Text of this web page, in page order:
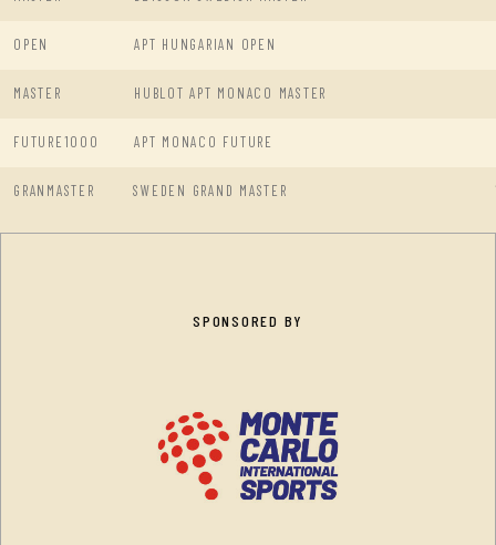
OPEN APT HUNGARIAN OPEN
MASTER HUBLOT APT MONACO MASTER
FUTURE1000 APT MONACO FUTURE
GRANMASTER SWEDEN GRAND MASTER
SPONSORED BY